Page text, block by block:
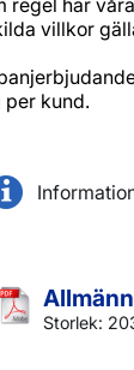
villkor
per kund.
Storlek: